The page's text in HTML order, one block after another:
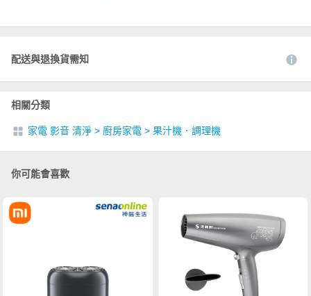
配送與退換貨需知
相關分類
家電 影音 清淨 > 廚房家電 > 果汁機．調理機
你可能會喜歡